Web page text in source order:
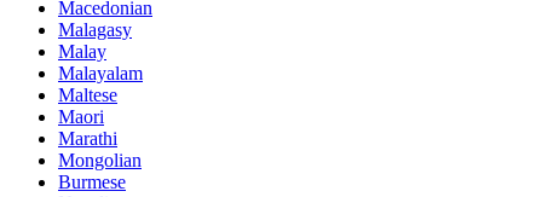
Macedonian
Malagasy
Malay
Malayalam
Maltese
Maori
Marathi
Mongolian
Burmese